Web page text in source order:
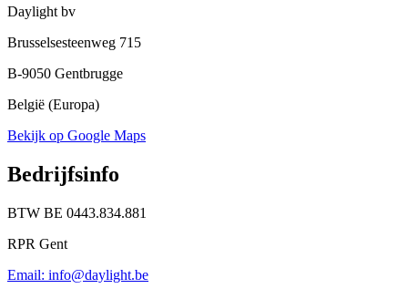
Daylight bv
Brusselsesteenweg 715
B-9050 Gentbrugge
België (Europa)
Bekijk op Google Maps
Bedrijfsinfo
BTW BE 0443.834.881
RPR Gent
Email: info@daylight.be